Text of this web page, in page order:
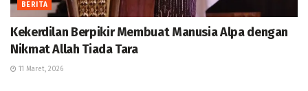
BERITA
Kekerdilan Berpikir Membuat Manusia Alpa dengan
Nikmat Allah Tiada Tara
11 Maret, 2026